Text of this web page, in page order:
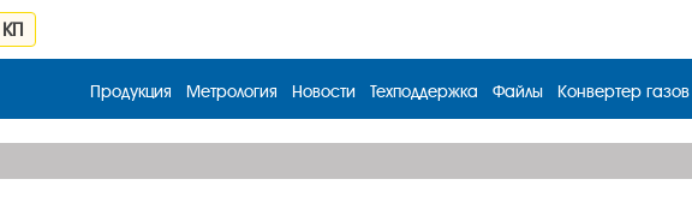
Продукция Метрология Новости Техподдержка Файлы Конвертер газов